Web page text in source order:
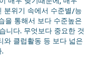
분위기 속에서 수준별/능
을 통해서 보다 수준높은
니다. 무엇보다 중요한 것
와 클럽활동 등 보다 넓은
.